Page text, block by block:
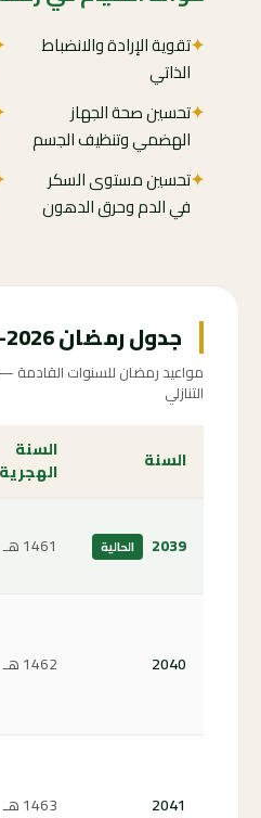
✦تقوية الإرادة والانضباط
الذاتي
✦تحسين صحة الجهاز
الهضمي وتنظيف الجسم
✦تحسين مستوى السكر
في الدم وحرق الدهون
جدول رمضان 2026-2035
مواعيد رمضان للسنوات القادمة
التنازلي
السنة
السنة
الهجرية
2039 الحالية 1461هـ
2040
1462هـ
2041
1463هـ